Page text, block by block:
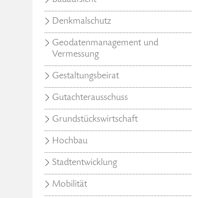
Denkmalschutz
Geodatenmanagement und
Vermessung
Gestaltungsbeirat
Gutachterausschuss
Grundstückswirtschaft
Hochbau
Stadtentwicklung
Mobilität